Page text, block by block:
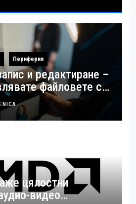
Периферия
и редактиране –
файловете си
цялостни
видео